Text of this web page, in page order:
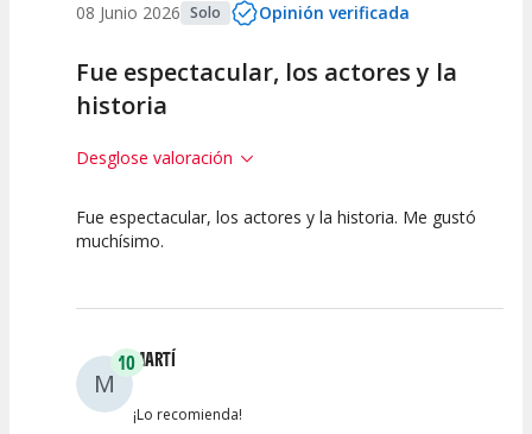
08 Junio 2026 Solo Opinión verificada
Fue espectacular, los actores y la
historia
Desglose valoración
10 10 10
Fue espectacular, los actores y la historia. Me gustó
muchísimo.
M
10MARTÍ
¡Lo recomienda!